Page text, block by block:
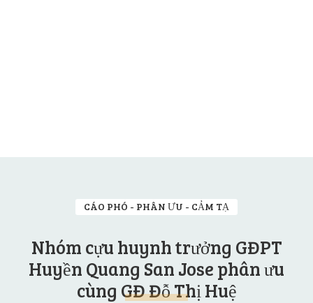
CÁO PHÓ - PHÂN ƯU - CẢM TẠ
Nhóm cựu huynh trưởng GĐPT
Huyền Quang San Jose phân ưu
cùng GĐ Đỗ Thị Huệ